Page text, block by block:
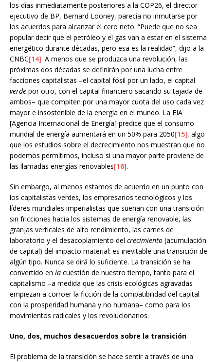
los días inmediatamente posteriores a la COP26, el director
ejecutivo de BP, Bernard Looney, parecía no inmutarse por
los acuerdos para alcanzar el cero neto. “Puede que no sea
popular decir que el petróleo y el gas van a estar en el sistema
energético durante décadas, pero esa es la realidad”, dijo a la
CNBC[14]. A menos que se produzca una revolución, las
próximas dos décadas se definirán por una lucha entre
facciones capitalistas –el capital fósil por un lado, el capital
verde por otro, con el capital financiero sacando su tajada de
ambos– que compiten por una mayor cuota del uso cada vez
mayor e insostenible de la energía en el mundo. La EIA
[Agencia Internacional de Energía] predice que el consumo
mundial de energía aumentará en un 50% para 2050[15], algo
que los estudios sobre el decrecimiento nos muestran que no
podemos permitirnos, incluso si una mayor parte proviene de
las llamadas energías renovables[16].
Sin embargo, al menos estamos de acuerdo en un punto con
los capitalistas verdes, los empresarios tecnológicos y los
líderes mundiales imperialistas que sueñan con una transición
sin fricciones hacia los sistemas de energía renovable, las
granjas verticales de alto rendimiento, las carnes de
laboratorio y el desacoplamiento del crecimiento (acumulación
de capital) del impacto material: es inevitable una transición de
algún tipo. Nunca se dirá lo suficiente. La transición se ha
convertido en la cuestión de nuestro tiempo, tanto para el
capitalismo –a medida que las crisis ecológicas agravadas
empiezan a corroer la ficción de la compatibilidad del capital
con la prosperidad humana y no humana– como para los
movimientos radicales y los revolucionarios.
Uno, dos, muchos desacuerdos sobre la transición
El problema de la transición se hace sentir a través de una